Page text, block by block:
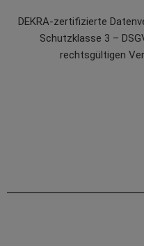
DEKRA-zertifizierte
Schutzklasse 3 –
rechtsgültigen